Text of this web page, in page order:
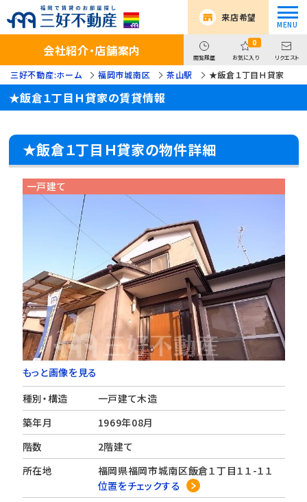
来店希望
会社紹介・店舗案内 閲覧履歴
0
お気に入り リクエスト
三好不動産:ホーム 福岡市城南区 茶山駅 ★飯倉１丁目Ｈ貸家
★飯倉１丁目Ｈ貸家の賃貸情報
★飯倉１丁目Ｈ貸家の物件詳細
一戸建て
もっと画像を見る
種別・構造
一戸建て木造
築年月
1969年08月
階数
2階建て
所在地
福岡県福岡市城南区飯倉１丁目１１-１１
位置をチェックする